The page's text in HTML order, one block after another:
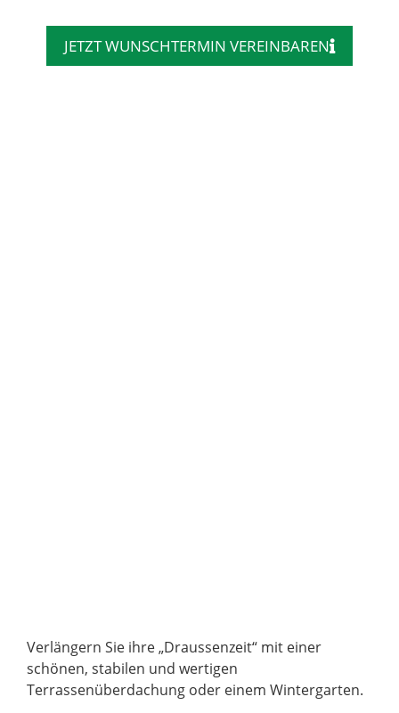
JETZT WUNSCHTERMIN VEREINBAREN
Verlängern Sie ihre „Draussenzeit“ mit einer
schönen, stabilen und wertigen
Terrassenüberdachung oder einem Wintergarten.